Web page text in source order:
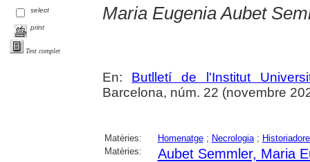
select
print
Text complet
Maria Eugenia Aubet
En: Butlletí de l'Institut
Barcelona, núm. 22 (novembre
Matèries: Homenatge; Necrologia;
Matèries:
Aubet Semmler, Maria